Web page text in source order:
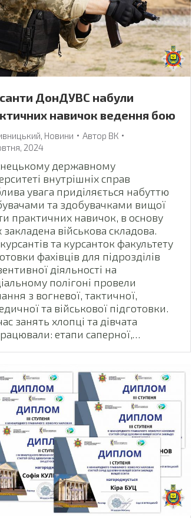
ДонДУВС набули
навичок ведення бою
, Новини Автор ВК
2024
державному
внутрішніх справ
увага приділяється набуттю
та здобувачками вищої
практичних навичок, в основу
закладена військова складова.
та курсанток факультету
фахівців для підрозділів
діяльності на
полігоні провели
з вогневої, тактичної,
та військової підготовки.
занять хлопці та дівчата
етапи саперної,…